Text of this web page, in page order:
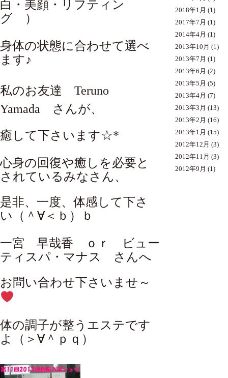
白・美顔・リフティン
グ ）
身体の状態に合わせて選べ
ます♪
私のお友達 Teruno
Yamada さんが、
癒して下さいます☆*
心身の回復や癒しを必要と
されているみなさん、
是非、一度、体感して下さ
い（＾∀＜ｂ）ｂ
一宮 早哉香 ｏｒ
ビュー
ティスパ・マナス
さんへ
お問い合わせ下さいませ～
体の調子が整うエステです
よ（＞∀＾ｐｑ）
2018年1月 (1)
2017年7月 (1)
2014年4月 (1)
2013年10月 (1)
2013年7月 (1)
2013年6月 (2)
2013年5月 (5)
2013年4月 (7)
2013年3月 (13)
2013年2月 (16)
2013年1月 (15)
2012年12月 (3)
2012年11月 (3)
2012年9月 (1)